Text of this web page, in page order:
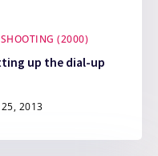
(2000)
up the dial-up
2013